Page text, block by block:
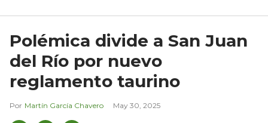
Polémica divide a San Juan
del Río por nuevo
reglamento taurino
Martín García Chavero May 30, 2025